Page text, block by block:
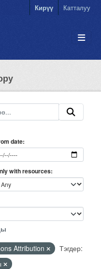
Кирүү Катталуу
date
with resources
Attribution
Тэгдер: